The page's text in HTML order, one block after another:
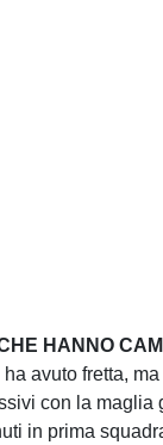
CHE HANNO
avuto fretta,
con la
in prima